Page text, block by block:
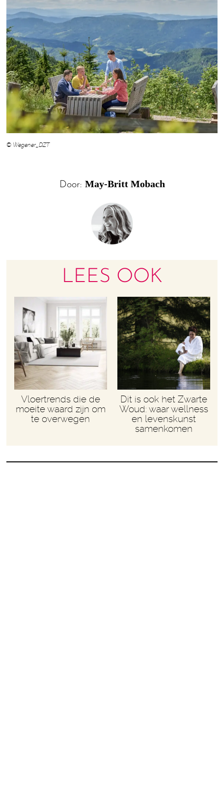
© Wegener_DZT
Door: May-Britt Mobach
LEES OOK
Vloertrends die de
moeite waard zijn om
te overwegen
Dit is ook het Zwarte
Woud: waar wellness
en levenskunst
samenkomen